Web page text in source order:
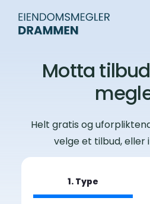
Motta
Helt gratis og
velge et tilbud, eller
1. Type